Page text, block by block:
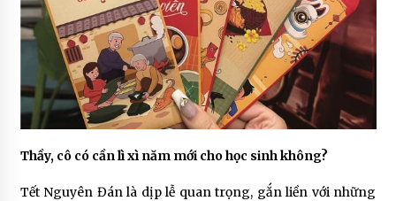
Thầy, cô có cần lì xì năm mới cho học sinh không?
Tết Nguyên Đán là dịp lễ quan trọng, gắn liền với những